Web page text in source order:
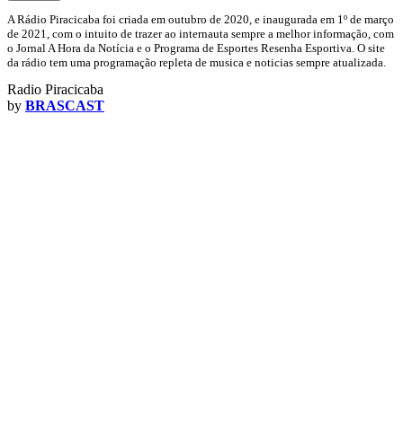
A Rádio Piracicaba foi criada em outubro de 2020, e inaugurada em 1º de março
de 2021, com o intuito de trazer ao internauta sempre a melhor informação, com
o Jornal A Hora da Notícia e o Programa de Esportes Resenha Esportiva. O site
da rádio tem uma programação repleta de musica e noticias sempre atualizada.
Radio Piracicaba
by BRASCAST